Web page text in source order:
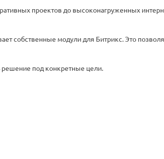
проектов до высоконагруженных
собственные модули для Битрикс. Это
решение под конкретные цели.